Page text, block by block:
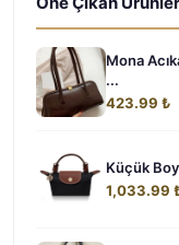
Mona
...
423.99 ₺
Küçük Boy
1,033.99